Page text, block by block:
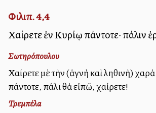
Φιλιπ. 4,4
Χαίρετε ἐν Κυρίῳ πάντοτε· πάλιν
Σωτηρόπουλου
Χαίρετε μὲ τὴν (ἁγνὴ καὶ ἀληθινὴ)
πάντοτε, πάλι θὰ εἰπῶ, χαίρετε!
Τρεμπέλα